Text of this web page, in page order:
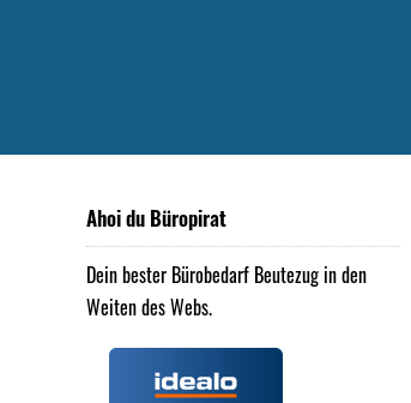
Ahoi du Büropirat
Dein bester Bürobedarf Beutezug in den
Weiten des Webs.